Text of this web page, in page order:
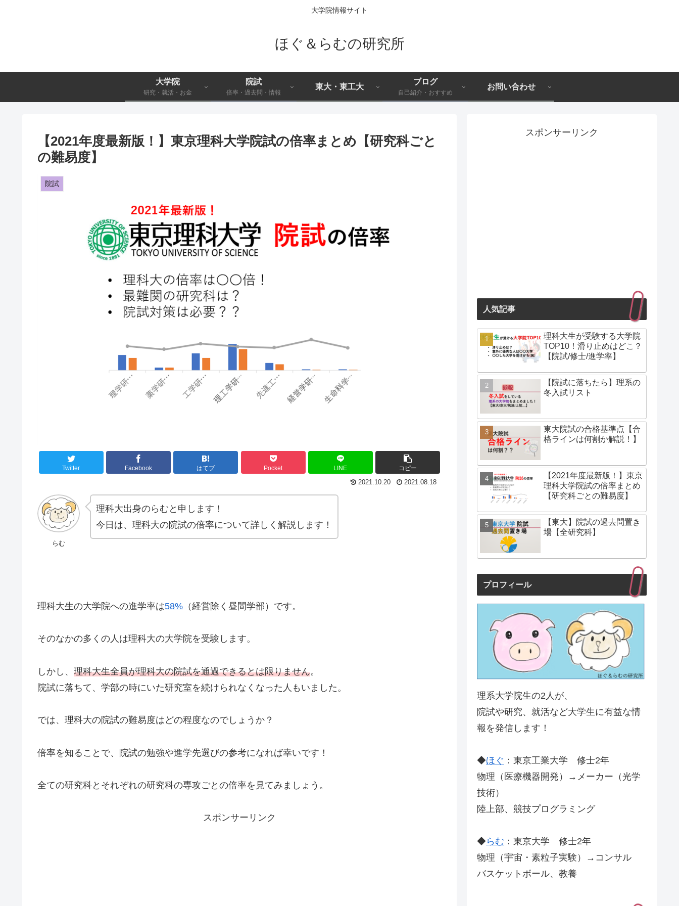
大学院情報サイト
ほぐ＆らむの研究所
大学院
研究・就活・お金
院試
倍率・過去問・情報
東大・東工大
ブログ
自己紹介・おすすめ
お問い合わせ
【2021年度最新版！】東京理科大学院試の倍率まとめ【研究科ごと
の難易度】
院試
Twitter Facebook はてブ Pocket LINE コピー
2021.10.20 2021.08.18
らむ
理科大出身のらむと申します！
今日は、理科大の院試の倍率について詳しく解説します！
理科大生の大学院への進学率は58% （経営除く昼間学部）です。
そのなかの多くの人は理科大の大学院を受験します。
しかし、 理科大生全員が理科大の院試を通過できるとは限りません。
院試に落ちて、学部の時にいた研究室を続けられなくなった人もいました。
では、理科大の院試の難易度はどの程度なのでしょうか？
倍率を知ることで、院試の勉強や進学先選びの参考になれば幸いです！
全ての研究科とそれぞれの研究科の専攻ごとの倍率を見てみましょう。
スポンサーリンク
スポンサーリンク
人気記事
理科大生が受験する大学院
TOP10！滑り止めはどこ？
【院試/修士/進学率】
【院試に落ちたら】理系の
冬入試リスト
東大院試の合格基準点【合
格ラインは何割か解説！】
【2021年度最新版！】東京
理科大学院試の倍率まとめ
【研究科ごとの難易度】
【東大】院試の過去問置き
場【全研究科】
プロフィール
理系大学院生の2人が、
院試や研究、就活など大学生に有益な情
報を発信します！
◆ほぐ ：東京工業大学 修士2年
物理（医療機器開発）→メーカー（光学
技術）
陸上部、競技プログラミング
◆らむ ：東京大学 修士2年
物理（宇宙・素粒子実験）→コンサル
バスケットボール、教養